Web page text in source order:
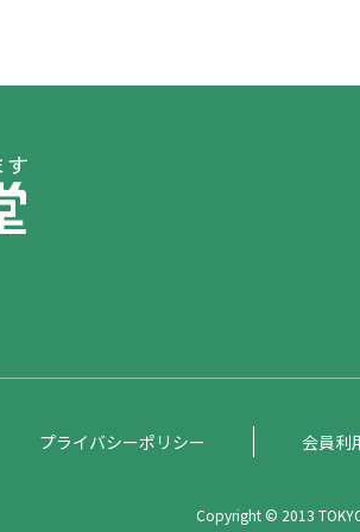
プライバシーポリシー 会員利
Copyright © 2013